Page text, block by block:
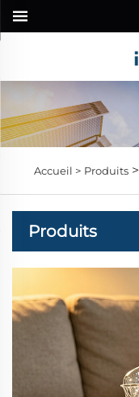
Accueil > Produits>
Produits